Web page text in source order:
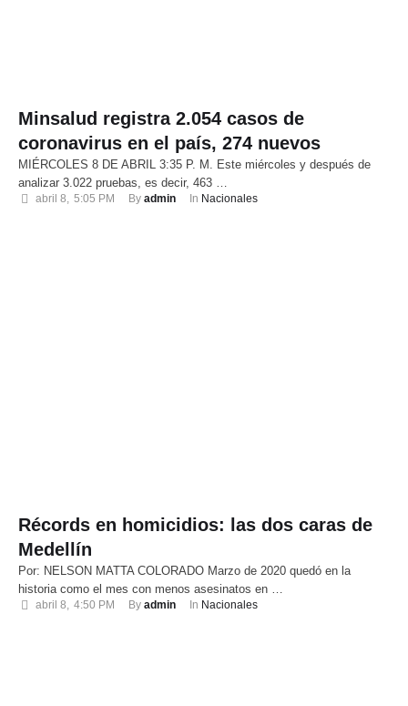
Minsalud registra 2.054 casos de
coronavirus en el país, 274 nuevos
MIÉRCOLES 8 DE ABRIL 3:35 P. M. Este miércoles y después de
analizar 3.022 pruebas, es decir, 463 …
abril 8, 5:05 PM By admin In Nacionales
Récords en homicidios: las dos caras de
Medellín
Por: NELSON MATTA COLORADO Marzo de 2020 quedó en la
historia como el mes con menos asesinatos en …
abril 8, 4:50 PM By admin In Nacionales